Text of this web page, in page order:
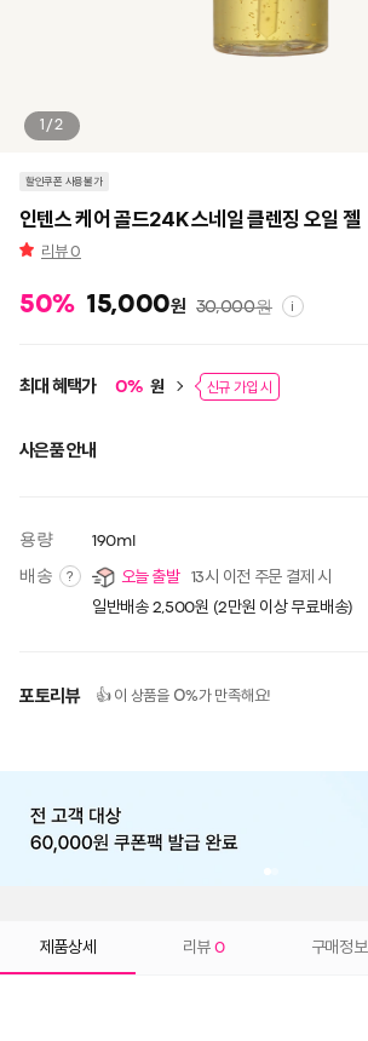
1/2
할인쿠폰 사용불가
인텐스 케어 골드24K 스네일 클렌징 오일 젤
리뷰0
50% 15,000원 30,000원 i
최대 혜택가 0% 원 신규 가입 시
사은품 안내
용량 190ml
배송 ? 오늘 출발 13시 이전 주문 결제 시
일반배송 2,500원 (2만원 이상 무료배송)
포토리뷰 👍 이 상품을 0%가 만족해요!
제품상세 리뷰 0 구매정보